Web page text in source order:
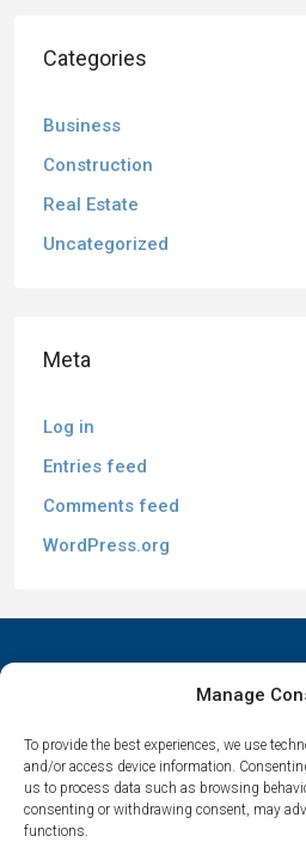
Manage
To provide the best experiences, we use
and/or access device information.
us to process data such as browsing
consenting or withdrawing consent, may
functions.
Categories
Business
Construction
Real Estate
Uncategorized
Meta
Log in
Entries feed
Comments feed
WordPress.org
Contact Us
Αrtemonas 84003, Sifnos,
spitha.evaggelia@gmail.com